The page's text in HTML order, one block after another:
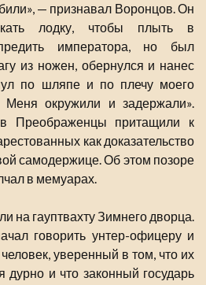
— признавал Воронцов. Он
лодку, чтобы плыть в
императора, но был
из ножен, обернулся и нанес
по шляпе и по плечу моего
Меня окружили и задержали».
Преображенцы притащили к
как доказательство
самодержице. Об этом позоре
в мемуарах.
на гауптвахту Зимнего дворца.
говорить унтер-офицеру и
уверенный в том, что их
дурно и что законный государь